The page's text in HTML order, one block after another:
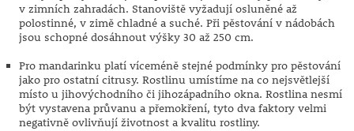
v zimních zahradách. Stanoviště vyžadují osluněné až
polostinné, v zimě chladné a suché. Při pěstování v nádobách
jsou schopné dosáhnout výšky 30 až 250 cm.
Pro mandarinku platí víceméně stejné podmínky pro pěstování
jako pro ostatní citrusy. Rostlinu umístíme na co nejsvětlejší
místo u jihovýchodního či jihozápadního okna. Rostlina nesmí
být vystavena průvanu a přemokření, tyto dva faktory velmi
negativně ovlivňují životnost a kvalitu rostliny.